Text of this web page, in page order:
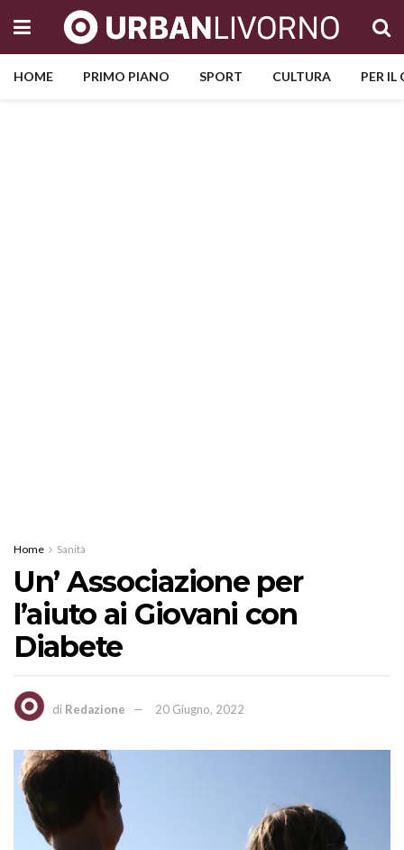
HOME PRIMO PIANO SPORT CULTURA PER
Home Sanità
Un’ Associazione per
l’aiuto ai Giovani con
Diabete
di Redazione 20 Giugno, 2022